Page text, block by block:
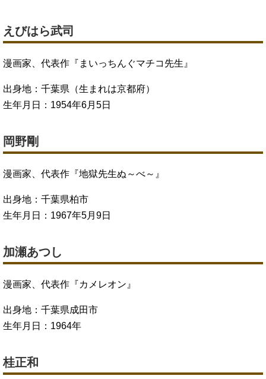
えびはら武司
漫画家、代表作『まいっちんぐマチコ先生』
出身地：千葉県（生まれは京都府）
生年月日：1954年6月5日
岡野剛
漫画家、代表作『地獄先生ぬ～べ～』
出身地：千葉県柏市
生年月日：1967年5月9日
加瀬あつし
漫画家、代表作『カメレオン』
出身地：千葉県成田市
生年月日：1964年
桂正和